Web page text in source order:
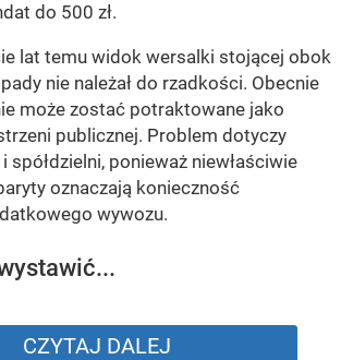
do 500 zł.
lat temu widok wersalki stojącej obok
nie należał do rzadkości. Obecnie
może zostać potraktowane jako
publicznej. Problem dotyczy
spółdzielni, ponieważ niewłaściwie
oznaczają konieczność
wywozu.
CZYTAJ DALEJ